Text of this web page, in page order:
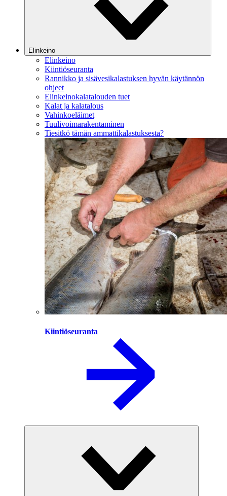
Elinkeino
Elinkeino
Kiintiöseuranta
Rannikko ja sisävesikalastuksen hyvän käytännön
ohjeet
Elinkeinokalatalouden tuet
Kalat ja kalatalous
Vahinkoeläimet
Tuulivoimarakentaminen
Tiesitkö tämän ammattikalastuksesta?
Kiintiöseuranta